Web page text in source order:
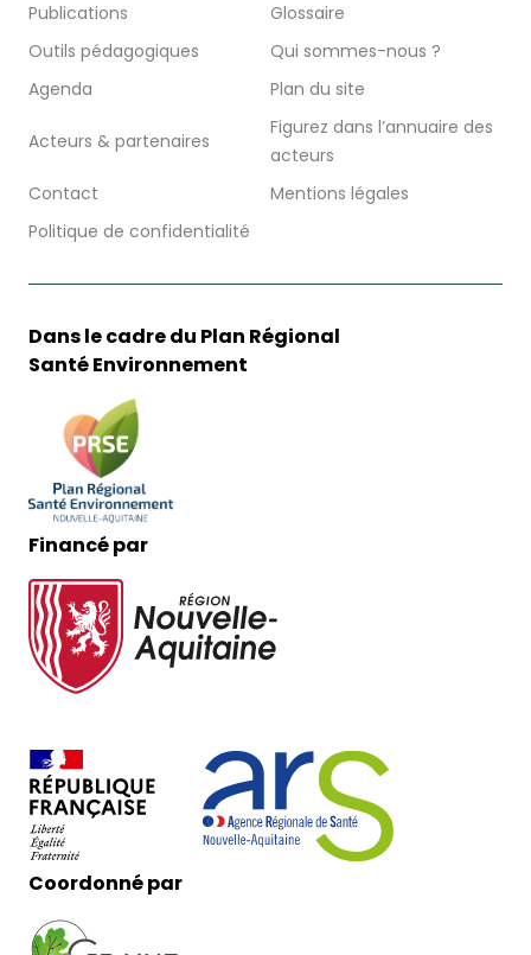
Publications
Glossaire
Outils pédagogiques
Qui sommes-nous ?
Agenda
Plan du site
Acteurs & partenaires
Figurez dans l’annuaire des
acteurs
Contact
Mentions légales
Politique de confidentialité
Dans le cadre du Plan Régional
Santé Environnement
Financé par
Coordonné par